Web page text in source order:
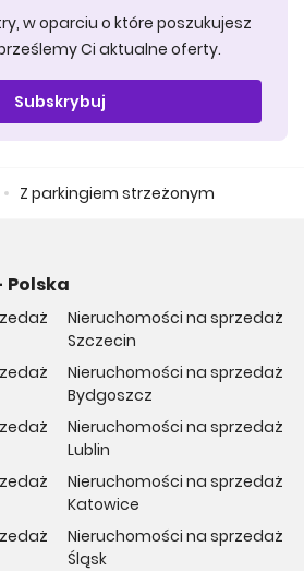
w oparciu o które poszukujesz
Ci aktualne oferty.
Subskrybuj
Z parkingiem strzeżonym
Polska
Nieruchomości na sprzedaż
Szczecin
Nieruchomości na sprzedaż
Bydgoszcz
Nieruchomości na sprzedaż
Lublin
Nieruchomości na sprzedaż
Katowice
Nieruchomości na sprzedaż
Śląsk